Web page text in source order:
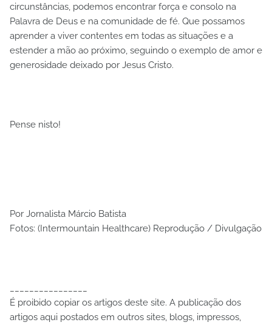
circunstâncias, podemos encontrar força e consolo na
Palavra de Deus e na comunidade de fé. Que possamos
aprender a viver contentes em todas as situações e a
estender a mão ao próximo, seguindo o exemplo de amor e
generosidade deixado por Jesus Cristo.
Pense nisto!
Por Jornalista Márcio Batista
Fotos: (Intermountain Healthcare) Reprodução / Divulgação
É proibido copiar os artigos deste site. A publicação dos
artigos aqui postados em outros sites, blogs, impressos,